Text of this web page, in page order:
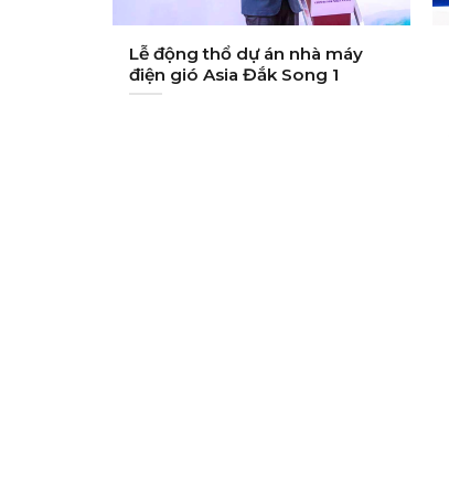
Lễ động thổ dự án nhà máy
điện gió Asia Đắk Song 1